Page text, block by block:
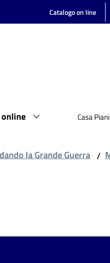
Catalogo on line
Casa Piani
la Grande Guerra /